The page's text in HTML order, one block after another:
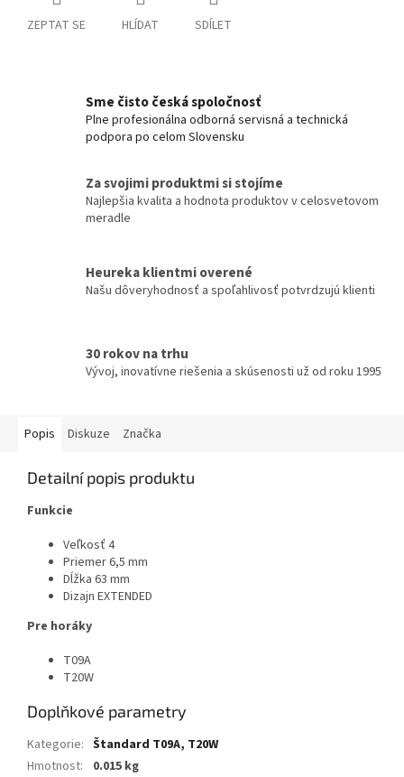
ZEPTAT SE HLÍDAT SDÍLET
Sme čisto česká spoločnosť
Plne profesionálna odborná servisná a technická
podpora po celom Slovensku
Za svojimi produktmi si stojíme
Najlepšia kvalita a hodnota produktov v celosvetovom
meradle
Heureka klientmi overené
Našu dôveryhodnosť a spoľahlivosť potvrdzujú klienti
30 rokov na trhu
Vývoj, inovatívne riešenia a skúsenosti už od roku 1995
Popis Diskuze Značka
Detailní popis produktu
Funkcie
Veľkosť 4
Priemer 6,5 mm
Dĺžka 63 mm
Dizajn EXTENDED
Pre horáky
T09A
T20W
Doplňkové parametry
Kategorie: Štandard T09A, T20W
Hmotnost:
0.015 kg